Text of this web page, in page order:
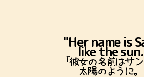
"Her name is
like the sun.
「彼女の名前はサ
太陽のように。